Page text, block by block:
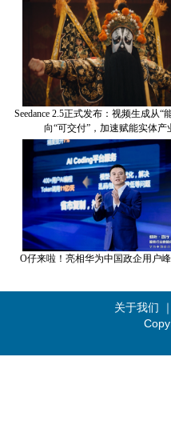
Seedance 2.5正式发布：视频生成从“
向“可交付”，加速赋能实体产
O仔来啦！亮相华为中国政企用户
关于我们